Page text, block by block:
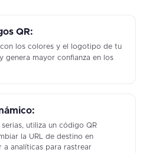
QR:
los colores y el logotipo de tu
genera mayor confianza en los
utiliza un código QR
la URL de destino en
a analíticas para rastrear